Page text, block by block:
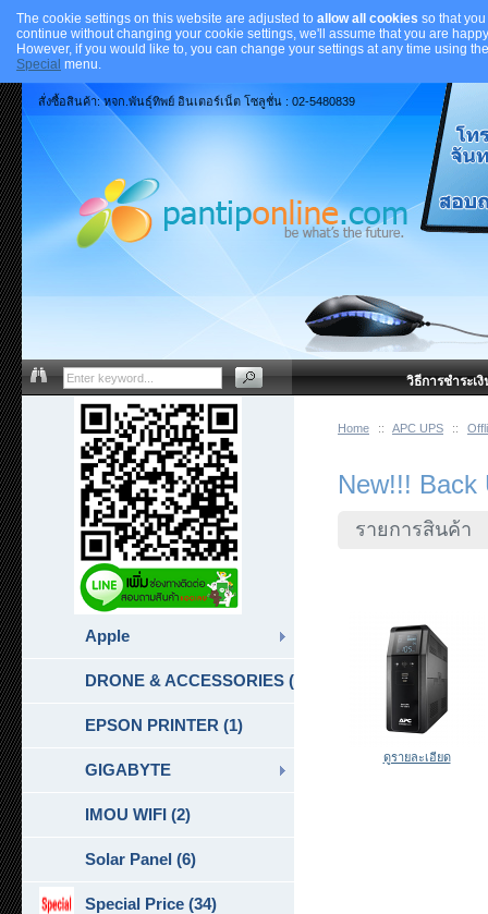
The cookie settings on this website are adjusted to allow all cookies so that
continue without changing your cookie settings, we'll assume that you are
However, if you would like to, you can change your settings at any time using
Special menu.
Home :: APC UPS ::
New!!! Back
รายการสินค้า
ดูรายละเอียด
Apple
DRONE & ACCESSORIES (6)
EPSON PRINTER (1)
GIGABYTE
IMOU WIFI (2)
Solar Panel (6)
Special Price (34)
สั่งซื้อสินค้า: หจก.พันธุ์ทิพย์ อินเตอร์เน็ต โซลูชั่น : 02-5480839
วิธีการชำระเงิ